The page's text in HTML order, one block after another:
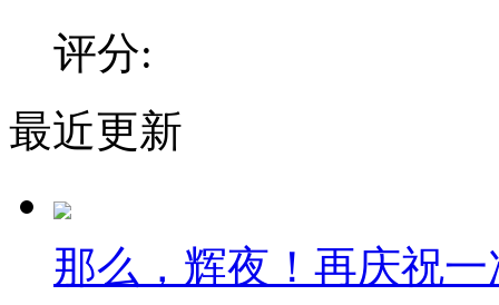
评分:
最近更新
那么，辉夜！再庆祝一